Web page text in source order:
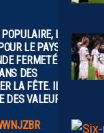
LA
LE PAYS.
FERMETÉ
DES
LA FÊTE. ILS
VALEURS